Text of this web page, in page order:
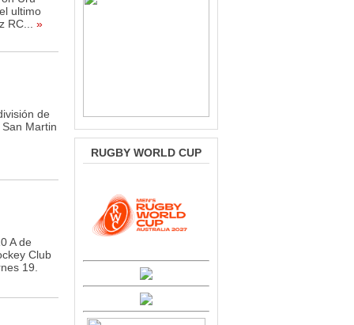
ultimo
»
de
Martin
A de
Club
19.
RUGBY WORLD CUP